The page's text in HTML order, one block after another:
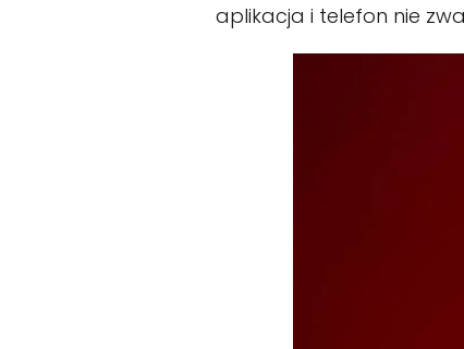
aplikacja i telefon nie